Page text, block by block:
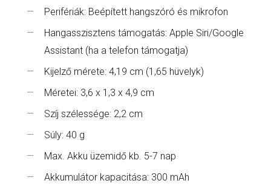
Perifériák: Beépített hangszóró és mikrofon
Hangasszisztens támogatás: Apple Siri/Google
Assistant (ha a telefon támogatja)
Kijelző mérete: 4,19 cm (1,65 hüvelyk)
Méretei: 3,6 x 1,3 x 4,9 cm
Szíj szélessége: 2,2 cm
Súly: 40 g
Max. Akku üzemidő kb. 5-7 nap
Akkumulátor kapacitása: 300 mAh